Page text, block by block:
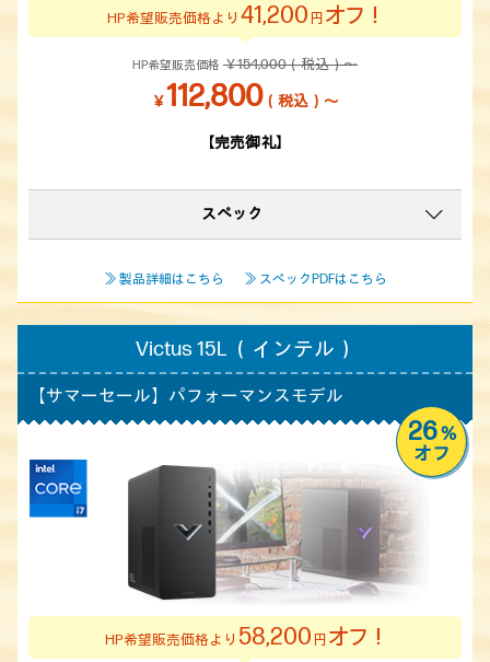
HP希望販売価格より 41,200円 オフ！
HP希望販売価格 ￥154,000（税込）～
￥112,800（税込）～
【完売御礼】
スペック
≫ 製品詳細はこちら ≫ スペックPDFはこちら
Victus 15L （インテル）
【サマーセール】 パフォーマンスモデル
26%
オフ
HP希望販売価格より58,200円 オフ！